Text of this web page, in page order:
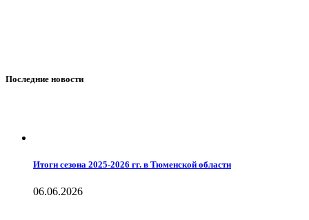
Последние новости
Итоги сезона 2025-2026 гг. в Тюменской области
06.06.2026